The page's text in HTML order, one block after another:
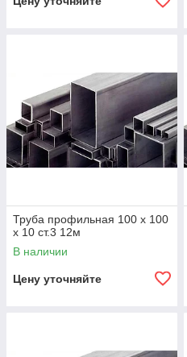
Труба профильная 100 х 100
х 10 ст.3 12м
В наличии
Цену уточняйте